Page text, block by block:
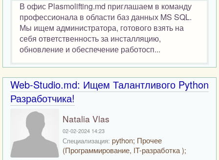
В офис Plasmolifting.md приглашаем в команду
профессионала в области баз данных MS SQL.
Мы ищем администратора, готового взять на
себя ответственность за инсталляцию,
обновление и обеспечение работосп...
Web-Studio.md: Ищем Талантливого Python
Разработчика!
Natalia Vlas
02-02-2024 14:23
Специализация: python; Прочее
(Программирование, IT-разработка );